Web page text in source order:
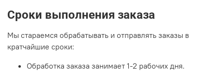
Сроки выполнения заказа
Мы стараемся обрабатывать и отправлять заказы в
кратчайшие сроки:
Обработка заказа занимает 1-2 рабочих дня.